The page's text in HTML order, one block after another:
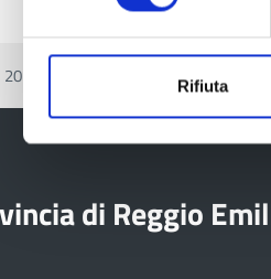
Rifiuta
di Reggio